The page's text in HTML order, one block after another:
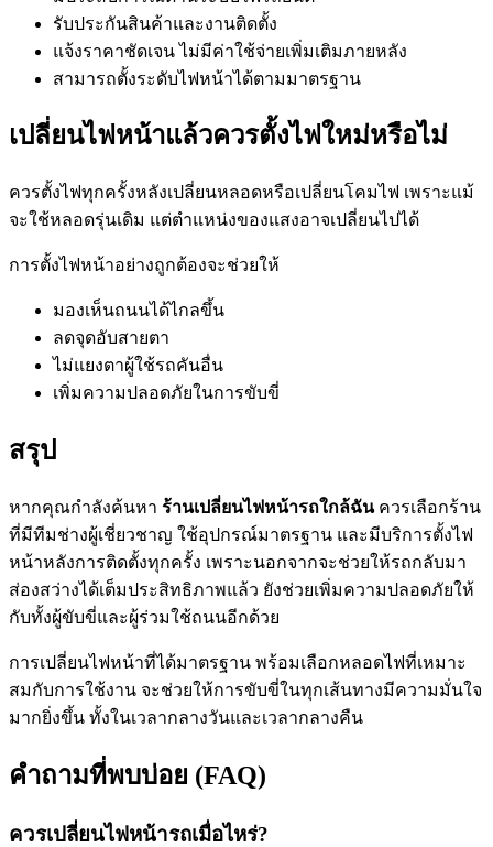
รับประกันสินค้าและงานติดตั้ง
แจ้งราคาชัดเจน ไม่มีค่าใช้จ่ายเพิ่มเติมภายหลัง
สามารถตั้งระดับไฟหน้าได้ตามมาตรฐาน
เปลี่ยนไฟหน้าแล้วควรตั้งไฟใหม่หรือไม่
ควรตั้งไฟทุกครั้งหลังเปลี่ยนหลอดหรือเปลี่ยนโคมไฟ เพราะแม้
จะใช้หลอดรุ่นเดิม แต่ตำแหน่งของแสงอาจเปลี่ยนไปได้
การตั้งไฟหน้าอย่างถูกต้องจะช่วยให้
มองเห็นถนนได้ไกลขึ้น
ลดจุดอับสายตา
ไม่แยงตาผู้ใช้รถคันอื่น
เพิ่มความปลอดภัยในการขับขี่
สรุป
หากคุณกำลังค้นหา ร้านเปลี่ยนไฟหน้ารถใกล้ฉันควรเลือกร้าน
ที่มีทีมช่างผู้เชี่ยวชาญ ใช้อุปกรณ์มาตรฐาน และมีบริการตั้งไฟ
หน้าหลังการติดตั้งทุกครั้ง เพราะนอกจากจะช่วยให้รถกลับมา
ส่องสว่างได้เต็มประสิทธิภาพแล้ว ยังช่วยเพิ่มความปลอดภัยให้
กับทั้งผู้ขับขี่และผู้ร่วมใช้ถนนอีกด้วย
การเปลี่ยนไฟหน้าที่ได้มาตรฐาน พร้อมเลือกหลอดไฟที่เหมาะ
สมกับการใช้งาน จะช่วยให้การขับขี่ในทุกเส้นทางมีความมั่นใจ
มากยิ่งขึ้น ทั้งในเวลากลางวันและเวลากลางคืน
คำถามที่พบบ่อย (FAQ)
ควรเปลี่ยนไฟหน้ารถเมื่อไหร่?